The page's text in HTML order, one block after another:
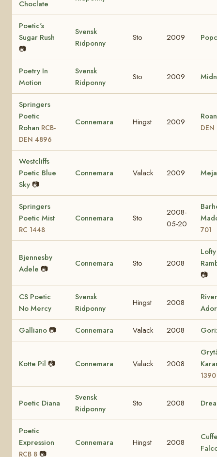
Choclate
Poetic's
Sugar Rush
📷
Svensk
Ridponny
Sto 2009
Poetry In
Motion
Svensk
Ridponny
Sto 2009
Springers
Poetic
Rohan RCB-
DEN 4896
Connemara Hingst 2009
Westcliffs
Poetic Blue
Sky 📷
Connemara Valack 2009
Springers
Poetic Mist
RC 1448
Connemara Sto
2008-
05-20
701
Bjennesby
Adele 📷
Connemara Sto 2008
📷
CS Poetic
No Mercy
Svensk
Ridponny
Hingst 2008
Galliano 📷 Connemara Valack 2008
Kotte Pil 📷 Connemara Valack 2008
1390
Poetic Diana
Svensk
Ridponny
Sto 2008
Poetic
Expression
RCB 8 📷
Connemara Hingst 2008